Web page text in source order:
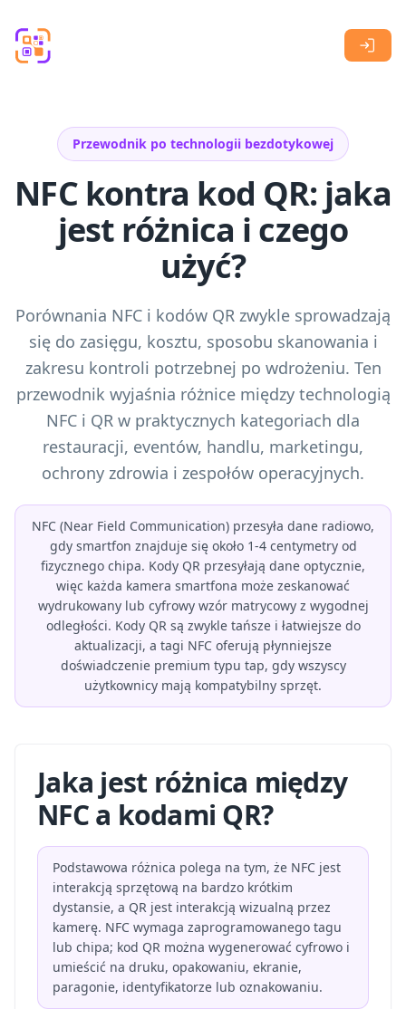
Przewodnik po technologii bezdotykowej
NFC kontra kod QR: jaka
jest różnica i czego
użyć?
Porównania NFC i kodów QR zwykle sprowadzają
się do zasięgu, kosztu, sposobu skanowania i
zakresu kontroli potrzebnej po wdrożeniu. Ten
przewodnik wyjaśnia różnice między technologią
NFC i QR w praktycznych kategoriach dla
restauracji, eventów, handlu, marketingu,
ochrony zdrowia i zespołów operacyjnych.
NFC (Near Field Communication) przesyła dane radiowo,
gdy smartfon znajduje się około 1-4 centymetry od
fizycznego chipa. Kody QR przesyłają dane optycznie,
więc każda kamera smartfona może zeskanować
wydrukowany lub cyfrowy wzór matrycowy z wygodnej
odległości. Kody QR są zwykle tańsze i łatwiejsze do
aktualizacji, a tagi NFC oferują płynniejsze
doświadczenie premium typu tap, gdy wszyscy
użytkownicy mają kompatybilny sprzęt.
Jaka jest różnica między
NFC a kodami QR?
Podstawowa różnica polega na tym, że NFC jest
interakcją sprzętową na bardzo krótkim
dystansie, a QR jest interakcją wizualną przez
kamerę. NFC wymaga zaprogramowanego tagu
lub chipa; kod QR można wygenerować cyfrowo i
umieścić na druku, opakowaniu, ekranie,
paragonie, identyfikatorze lub oznakowaniu.